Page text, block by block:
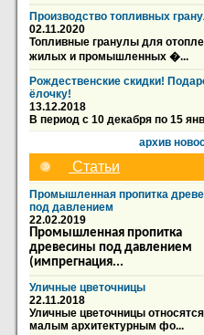
Производство топливных
02.11.2020
Топливные гранулы для
жилых и промышленных �...
Рождественские скидки!
ёлочку!
13.12.2018
В период с 10 декабря по 15
архив
Статьи
Промышленная пропитка
под давлением
22.02.2019
Промышленная пропитка
древесины под давлением
(импрегнация...
Уличные цветочницы
22.11.2018
Уличные цветочницы
малым архитектурным фо...